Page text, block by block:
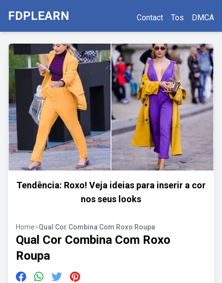
FDPLEARN Contact Tos DMCA
Tendência: Roxo! Veja ideias para inserir a cor
nos seus looks
Home>Qual Cor Combina Com Roxo Roupa
Qual Cor Combina Com Roxo
Roupa